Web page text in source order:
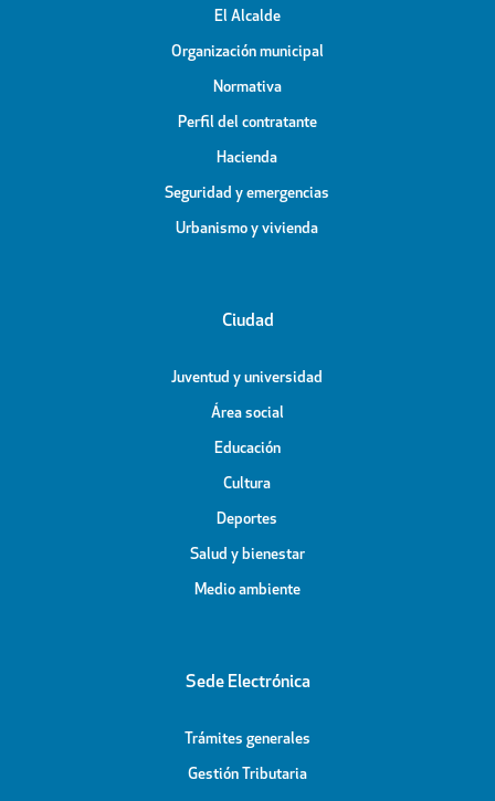
El Alcalde
Organización municipal
Normativa
Perfil del contratante
Hacienda
Seguridad y emergencias
Urbanismo y vivienda
Ciudad
Juventud y universidad
Área social
Educación
Cultura
Deportes
Salud y bienestar
Medio ambiente
Sede Electrónica
Trámites generales
Gestión Tributaria